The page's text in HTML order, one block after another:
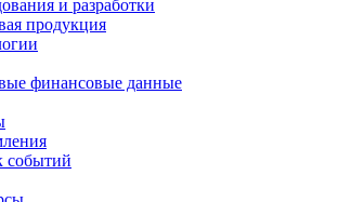
и разработки
продукция
финансовые данные
событий